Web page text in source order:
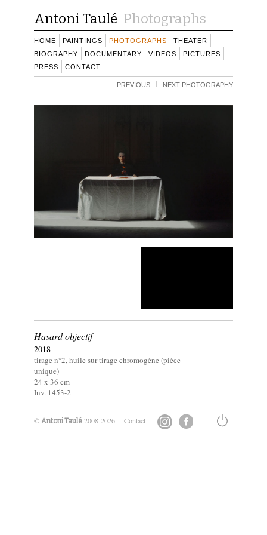
Antoni Taulé Photographs
HOME PAINTINGS PHOTOGRAPHS
THEATER
BIOGRAPHY
DOCUMENTARY VIDEOS
PICTURES
PRESS
CONTACT
PREVIOUS NEXT PHOTOGRAPHY
Hasard objectif
2018
tirage n°2, huile sur tirage chromogène (pièce
unique)
24 x 36 cm
Inv. 1453-2
© Antoni Taulé 2008-2026 Contact